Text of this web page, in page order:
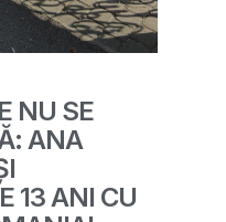
NU SE
ANA
13 ANI CU